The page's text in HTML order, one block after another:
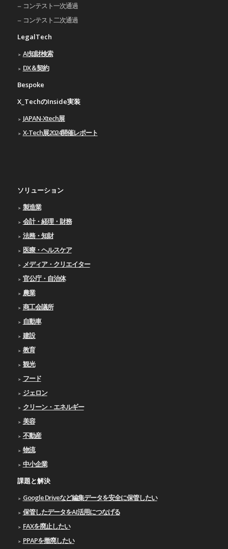
コンテスト一次通過
コンテスト二次通過
LegalTech
AI知財検索
DX＆契約
Bespoke
X_TechのInside実装
JAPAN-Xtech展
X-Tech展2024開催レポート
ソリューション
製造業
会計・経理・財務
法務・知財
医療・ヘルスケア
メディア・クリエイター
官公庁・自治体
農業
商工会議所
自動車
建設
教育
観光
フード
ジェロン
クリーン・エネルギー
美容
不動産
物流
中小企業
課題と解決
Google Driveなど編集データを安全に保管したい
保管したデータをAI活用につなげる
FAXを廃止したい
PPAPを撤廃したい